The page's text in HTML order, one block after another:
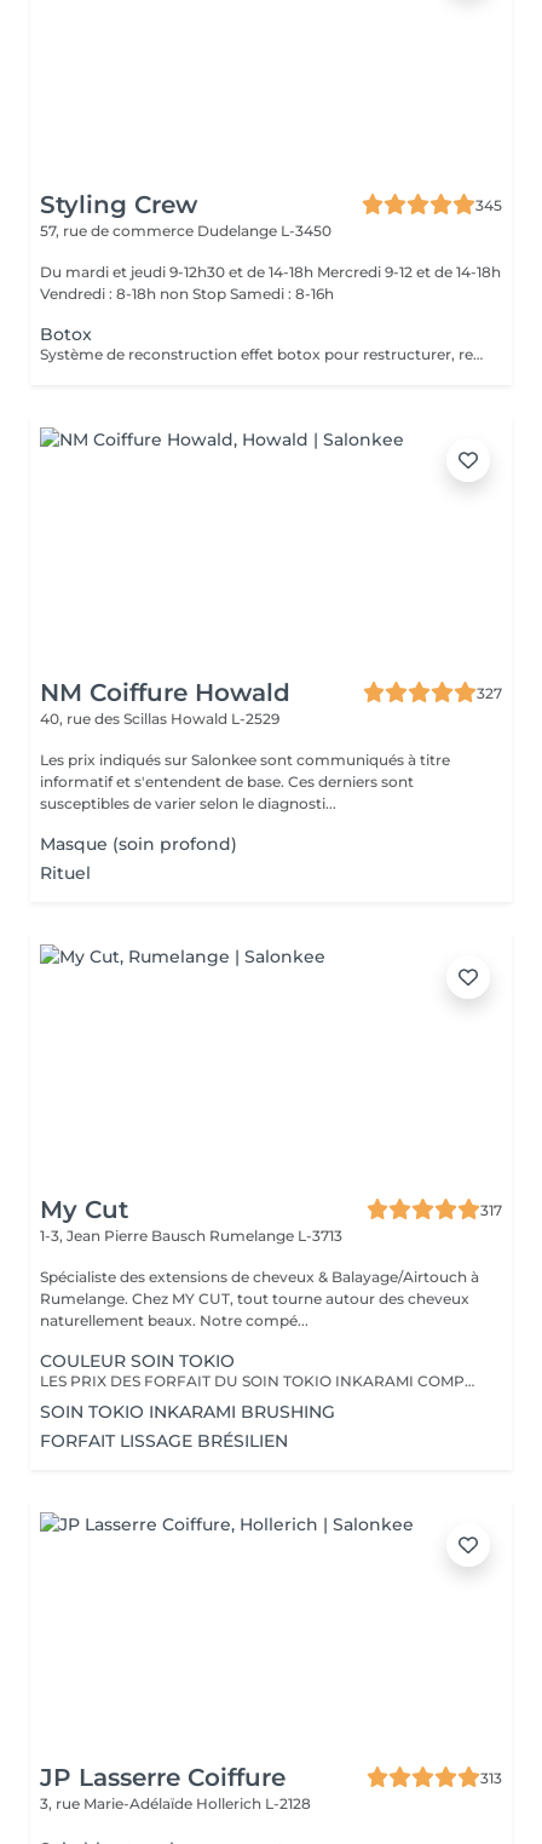
Styling Crew
345
57, rue de commerce Dudelange L-3450
Du mardi et jeudi 9-12h30 et de 14-18h Mercredi 9-12 et de 14-18h
Vendredi : 8-18h non Stop Samedi : 8-16h
Botox
Système de reconstruction effet botox pour restructurer, repulper et réparer en profondeur les cheveux abîmés, cassants, affaiblis. Régénérés, renforcés et protégés, les cheveux sont sains, dynamisés, disciplinés, doux et brillants. Tenue jusqu'a 4 semaines * ( selon le type de cheveux ) *avec le shampooing et masque adaptés pour la maison.
NM Coiffure Howald
327
40, rue des Scillas Howald L-2529
Les prix indiqués sur Salonkee sont communiqués à titre
informatif et s'entendent de base. Ces derniers sont
susceptibles de varier selon le diagnosti...
Masque (soin profond)
Rituel
My Cut
317
1-3, Jean Pierre Bausch Rumelange L-3713
Spécialiste des extensions de cheveux & Balayage/Airtouch à
Rumelange. Chez MY CUT, tout tourne autour des cheveux
naturellement beaux. Notre compé...
COULEUR SOIN TOKIO
LES PRIX DES FORFAIT DU SOIN TOKIO INKARAMI COMPRENNENT LA COULEUR, LE GLOSS, LE SOIN ADAPTÉ À VOS CHEVEUX QUI RESTE JUSQU'À 3 MOIS DANS LES CHEVEUX, LES PRODUITS DE STYLING AINSI QU'UN BRUSHING/WAVY
SOIN TOKIO INKARAMI BRUSHING
FORFAIT LISSAGE BRÉSILIEN
JP Lasserre Coiffure
313
3, rue Marie-Adélaïde Hollerich L-2128